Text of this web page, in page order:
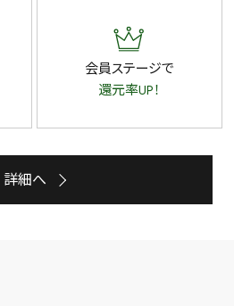
会員ステージで
還元率UP！
詳細へ